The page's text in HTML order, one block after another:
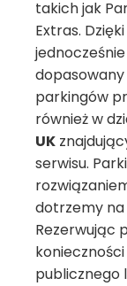
takich jak
Extras.
parkingów
również w
UK
serwisu.
dotrzemy na
Rezerwując
publicznego